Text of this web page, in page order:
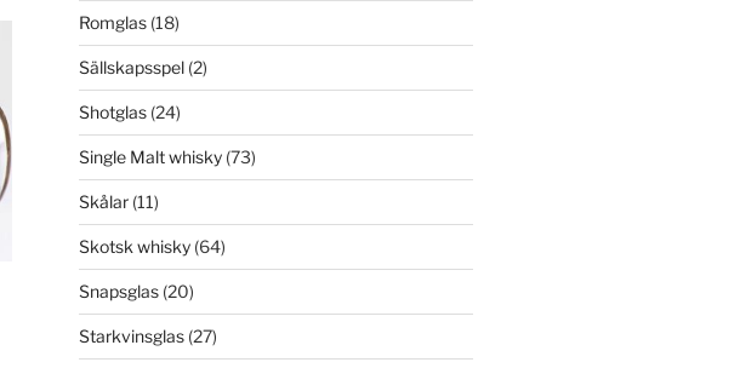
Romglas(18)
Sällskapsspel(2)
Shotglas(24)
Single Malt whisky(73)
Skålar(11)
Skotsk whisky(64)
Snapsglas(20)
Starkvinsglas(27)